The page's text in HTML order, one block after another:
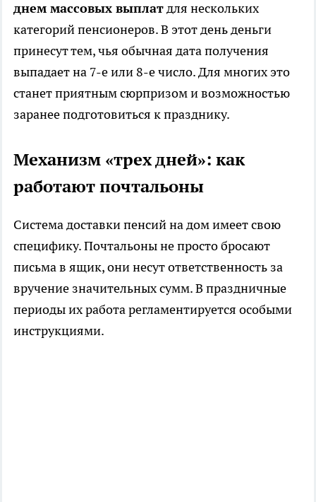
днем массовых выплатдля нескольких
категорий пенсионеров. В этот день деньги
принесут тем, чья обычная дата получения
выпадает на 7-е или 8-е число. Для многих это
станет приятным сюрпризом и возможностью
заранее подготовиться к празднику.
Механизм «трех дней»: как
работают почтальоны
Система доставки пенсий на дом имеет свою
специфику. Почтальоны не просто бросают
письма в ящик, они несут ответственность за
вручение значительных сумм. В праздничные
периоды их работа регламентируется особыми
инструкциями.